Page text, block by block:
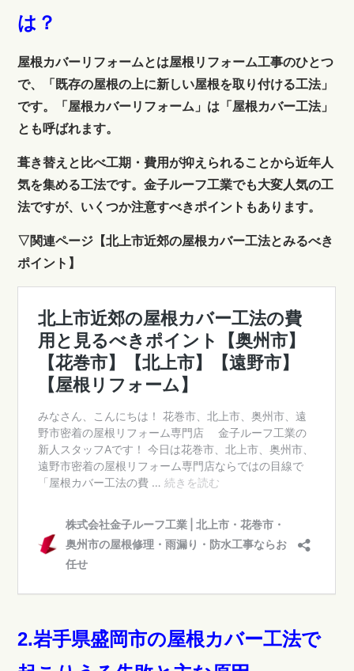
は？
屋根カバーリフォームとは屋根リフォーム工事のひとつ
で、「既存の屋根の上に新しい屋根を取り付ける工法」
です。「屋根カバーリフォーム」は「屋根カバー工法」
とも呼ばれます。
葺き替えと比べ工期・費用が抑えられることから近年人
気を集める工法です。金子ルーフ工業でも大変人気の工
法ですが、いくつか注意すべきポイントもあります。
▽関連ページ【北上市近郊の屋根カバー工法とみるべき
ポイント】
2.岩手県盛岡市の屋根カバー工法で